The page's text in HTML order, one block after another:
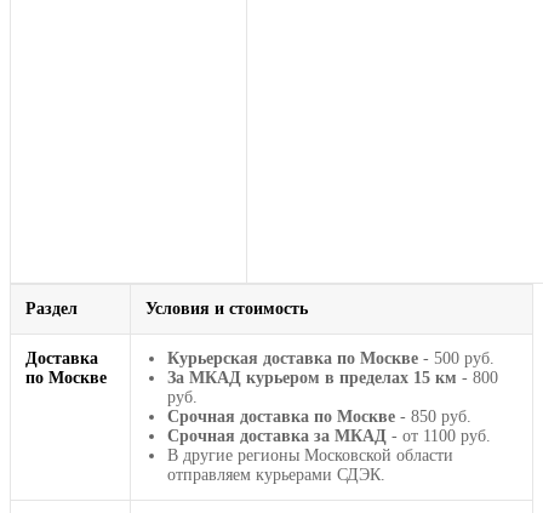
Раздел Условия и стоимость
Доставка
по Москве
Курьерская доставка по Москве - 500 руб.
За МКАД курьером в пределах 15 км - 800
руб.
Срочная доставка по Москве - 850 руб.
Срочная доставка за МКАД - от 1100 руб.
В другие регионы Московской области
отправляем курьерами СДЭК.